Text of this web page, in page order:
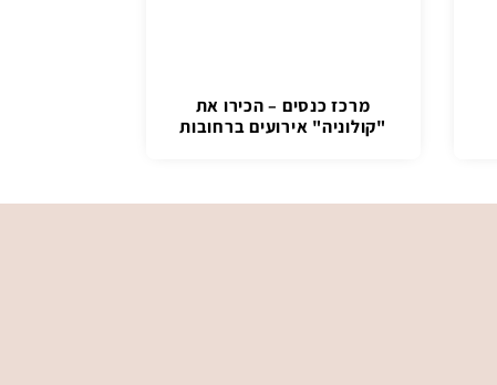
מרכז כנסים – הכירו את
"קולוניה" אירועים ברחובות